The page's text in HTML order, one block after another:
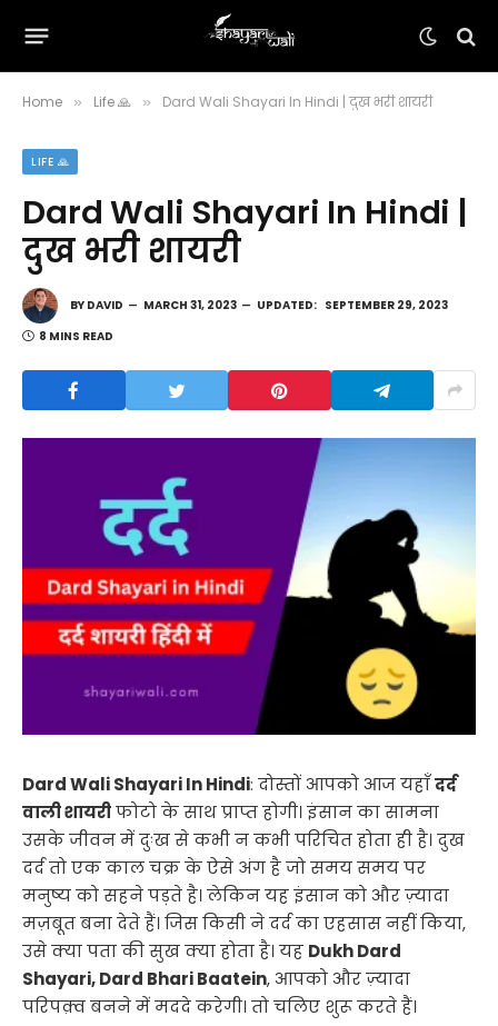
Home » Life 🙏 » Dard Wali Shayari In Hindi | दुख भरी शायरी
LIFE 🙏
Dard Wali Shayari In Hindi |
दुख भरी शायरी
BY DAVID MARCH 31, 2023 UPDATED: SEPTEMBER 29, 2023
8 MINS READ
Dard Wali Shayari In Hindi: दोस्तों आपको आज यहाँदर्द
वाली शायरीफोटो के साथ प्राप्त होगी। इंसान का सामना
उसके जीवन में दुःख से कभी न कभी परिचित होता ही है। दुख
दर्द तो एक काल चक्र के ऐसे अंग है जो समय समय पर
मनुष्य को सहने पड़ते है। लेकिन यह इंसान को और ज़्यादा
मज़बूत बना देते हैं। जिस किसी ने दर्द का एहसास नहीं किया,
उसे क्या पता की सुख क्या होता है। यह Dukh Dard
Shayari, Dard Bhari Baatein, आपको और ज़्यादा
परिपक़्व बनने में मददे करेगी। तो चलिए शुरू करते हैं।